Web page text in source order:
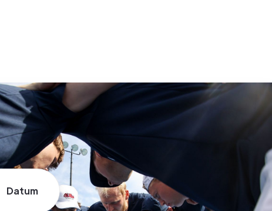
Datum